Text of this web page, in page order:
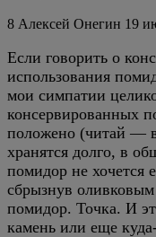
8 Алексей Онегин 19
Если говорить о
использования
мои симпатии
консервированных
положено (читай —
хранятся долго, в
помидор не хочется
сбрызнув
помидор. Точка. И
камень или еще